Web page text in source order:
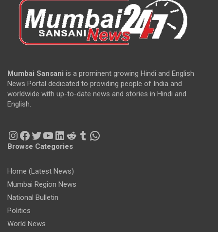
Mumbai Sansani is a prominent growing Hindi and English
News Portal dedicated to providing people of India and
worldwide with up-to-date news and stories in Hindi and
English.
Instagram
Facebook
Twitter
YouTube
LinkedIn
Reddit
Tumblr
WhatsApp
Browse Categories
Home (Latest News)
Mumbai Region News
National Bulletin
Politics
World News